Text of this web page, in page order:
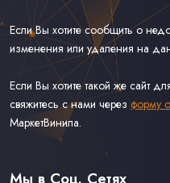
Если Вы хотите сообщить о
изменения или удаления на
Если Вы хотите такой же сайт
свяжитесь с нами через форму
МаркетВинила.
Каталог Винила на Сорокопятках
Связь С Нами